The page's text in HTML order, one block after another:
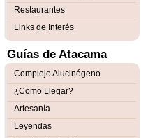
Restaurantes
Links de Interés
Guías de Atacama
Complejo Alucinógeno
¿Como Llegar?
Artesanía
Leyendas